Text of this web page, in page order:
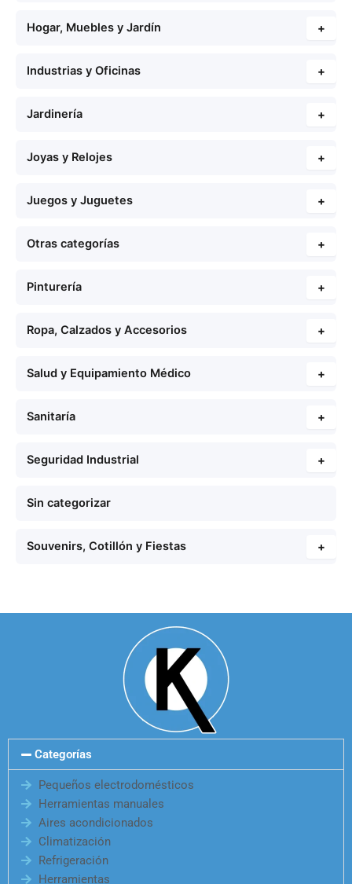
Hogar, Muebles y Jardín +
Industrias y Oficinas +
Jardinería +
Joyas y Relojes +
Juegos y Juguetes +
Otras categorías +
Pinturería +
Ropa, Calzados y Accesorios +
Salud y Equipamiento Médico +
Sanitaría +
Seguridad Industrial +
Sin categorizar
Souvenirs, Cotillón y Fiestas +
Categorías
Pequeños electrodomésticos
Herramientas manuales
Aires acondicionados
Climatización
Refrigeración
Herramientas